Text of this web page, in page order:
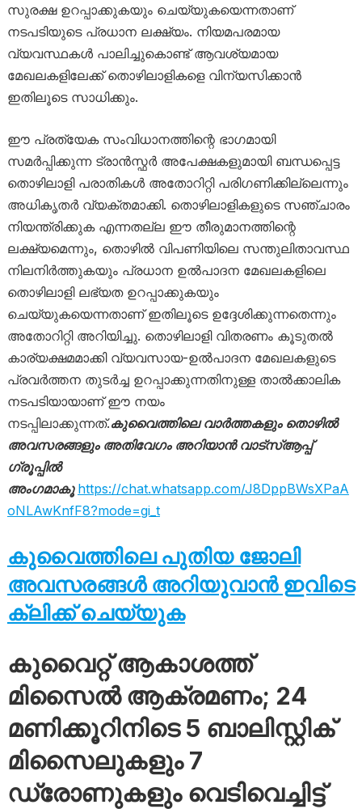
സുരക്ഷ ഉറപ്പാക്കുകയും ചെയ്യുകയെന്നതാണ്
നടപടിയുടെ പ്രധാന ലക്ഷ്യം. നിയമപരമായ
വ്യവസ്ഥകൾ പാലിച്ചുകൊണ്ട് ആവശ്യമായ
മേഖലകളിലേക്ക് തൊഴിലാളികളെ വിന്യസിക്കാൻ
ഇതിലൂടെ സാധിക്കും.
ഈ പ്രത്യേക സംവിധാനത്തിന്റെ ഭാഗമായി
സമർപ്പിക്കുന്ന ട്രാൻസ്ഫർ അപേക്ഷകളുമായി ബന്ധപ്പെട്ട
തൊഴിലാളി പരാതികൾ അതോറിറ്റി പരിഗണിക്കില്ലെന്നും
അധികൃതർ വ്യക്തമാക്കി. തൊഴിലാളികളുടെ സഞ്ചാരം
നിയന്ത്രിക്കുക എന്നതല്ല ഈ തീരുമാനത്തിന്റെ
ലക്ഷ്യമെന്നും, തൊഴിൽ വിപണിയിലെ സന്തുലിതാവസ്ഥ
നിലനിർത്തുകയും പ്രധാന ഉൽപാദന മേഖലകളിലെ
തൊഴിലാളി ലഭ്യത ഉറപ്പാക്കുകയും
ചെയ്യുകയെന്നതാണ് ഇതിലൂടെ ഉദ്ദേശിക്കുന്നതെന്നും
അതോറിറ്റി അറിയിച്ചു. തൊഴിലാളി വിതരണം കൂടുതൽ
കാര്യക്ഷമമാക്കി വ്യവസായ-ഉൽപാദന മേഖലകളുടെ
പ്രവർത്തന തുടർച്ച ഉറപ്പാക്കുന്നതിനുള്ള താൽക്കാലിക
നടപടിയായാണ് ഈ നയം
നടപ്പിലാക്കുന്നത്.കുവൈത്തിലെ വാർത്തകളും തൊഴിൽ
അവസരങ്ങളും അതിവേഗം അറിയാൻ വാട്സ്ആപ്പ്
ഗ്രൂപ്പിൽ
അംഗമാകൂ https://chat.whatsapp.com/J8DppBWsXPaA
oNLAwKnfF8?mode=gi_t
കുവൈത്തിലെ പുതിയ ജോലി
അവസരങ്ങൾ അറിയുവാൻ ഇവിടെ
ക്ലിക്ക് ചെയ്യുക
കുവൈറ്റ് ആകാശത്ത്
മിസൈൽ ആക്രമണം; 24
മണിക്കൂറിനിടെ 5 ബാലിസ്റ്റിക്
മിസൈലുകളും 7
ഡ്രോണുകളും വെടിവെച്ചിട്ട്